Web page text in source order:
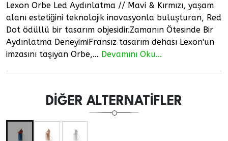
Lexon Orbe Led Aydınlatma // Mavi & Kırmızı, yaşam
alanı estetiğini teknolojik inovasyonla buluşturan, Red
Dot ödüllü bir tasarım objesidir.Zamanın Ötesinde Bir
Aydınlatma DeneyimiFransız tasarım dehası Lexon'un
imzasını taşıyan Orbe,… Devamını Oku...
DIĞER ALTERNATIFLER